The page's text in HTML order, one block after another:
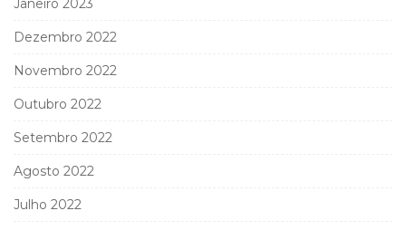
Janeiro 2023
Dezembro 2022
Novembro 2022
Outubro 2022
Setembro 2022
Agosto 2022
Julho 2022